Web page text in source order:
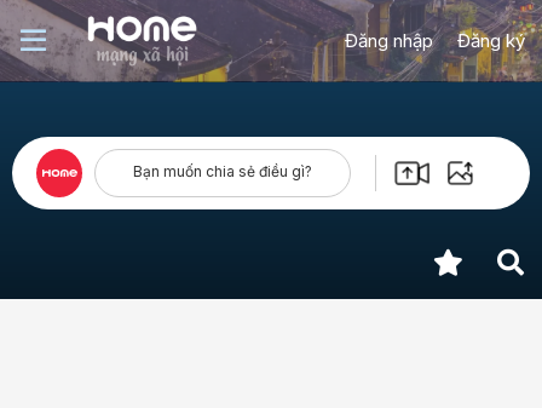
Đăng nhập Đăng ký
Bạn muốn chia sẻ điều gì?